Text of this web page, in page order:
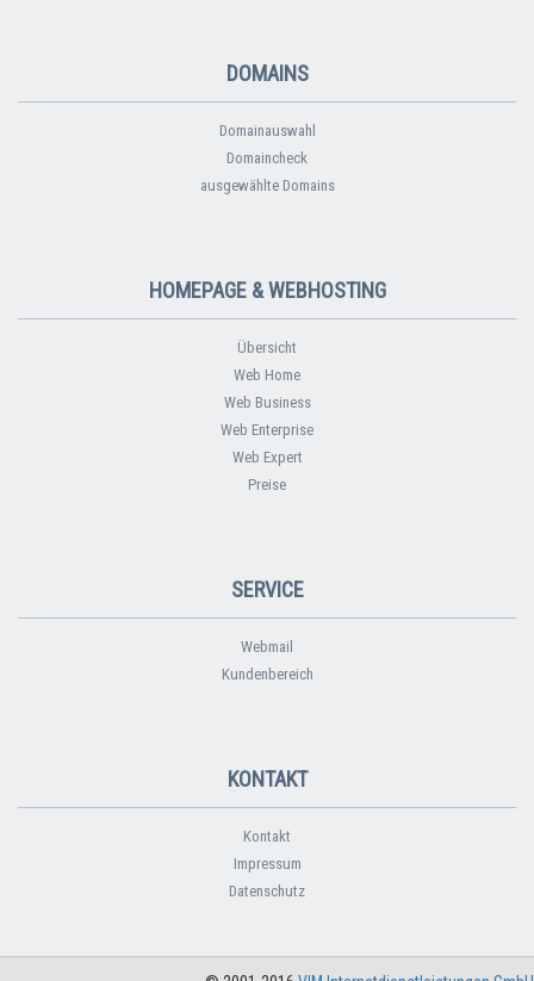
DOMAINS
Domainauswahl
Domaincheck
ausgewählte Domains
HOMEPAGE & WEBHOSTING
Übersicht
Web Home
Web Business
Web Enterprise
Web Expert
Preise
SERVICE
Webmail
Kundenbereich
KONTAKT
Kontakt
Impressum
Datenschutz